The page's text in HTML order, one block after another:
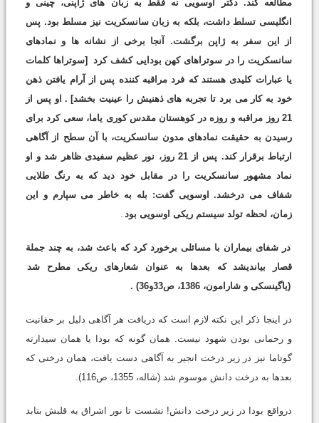
مطالعه کند. دکتر اوسویی نه فقط به زبان های ژاپنی، چینی و
انگلیسی تسلط داشت، بلکه به زبان سانسکریت نیز مسلط بود. پس
از این سفر به ژاپن برگشت. آنجا برخی از نشانه ها و نمادهای
سانسکریت را در سوتراهای کهن بودایی کشف کرد
[سوتراها کلمات
یا عبارات کلیدی هستند که فرد مراقبه کننده پس از آرام یافتن ذهن
خود به کار می برد تا تجربه های ذهنیش را عینیت بخشد] . او پس از
21 روز مراقبه و روزه در کوهستان مقدس کوری یاما، سعی کرد برای
رسیدن به حقیقت نمادهای مدون سانسکریت، با آن سطح از آگاهی
ارتباط برقرار کند. پس از 21 روز، نور عظیم سفیدی ظاهر شد و او
نماد مشهور سانسکریت را در مقابل خود دید که به رنگ طلایی
شفاف می درخشد. اوسویی گفت: بله به خاطر می سپارم و این
زمان، لحظه تولد سیستم ریکی اوسویی بود
در شفای بیماران با مسائلی برخورد کرد که باعث شد، به چند جملة
قصار بیاندیشد که بعدها به عنوان شعارهای ریکی مطرح شد
(یاگینسکی و شارامون، 1386، ص33و36)
.
در اینجا ذکر این نکته لازم است که دریافت هر آگاهی دلیل بر حقانیت
و رحمانی بودن شهود نیست. همان گونه که بودا یا همان سیدارته
گوتاما نیز در زیر درخت انجیر به آگاهی دست یافت، همان درختی که
بعدها به درخت دانش موسوم شد (شاله، 1355، ص116).
درواقع بودا در زیر درخت دانش! نشست تا نور اشراق به قلبش بتابد